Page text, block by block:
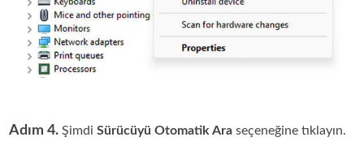
Adım 4. ŞimdiSürücüyü Otomatik Ara seçeneğine tıklayın.